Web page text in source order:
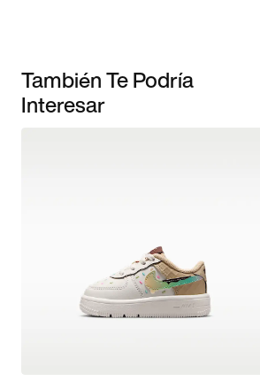
También Te Podría
Interesar